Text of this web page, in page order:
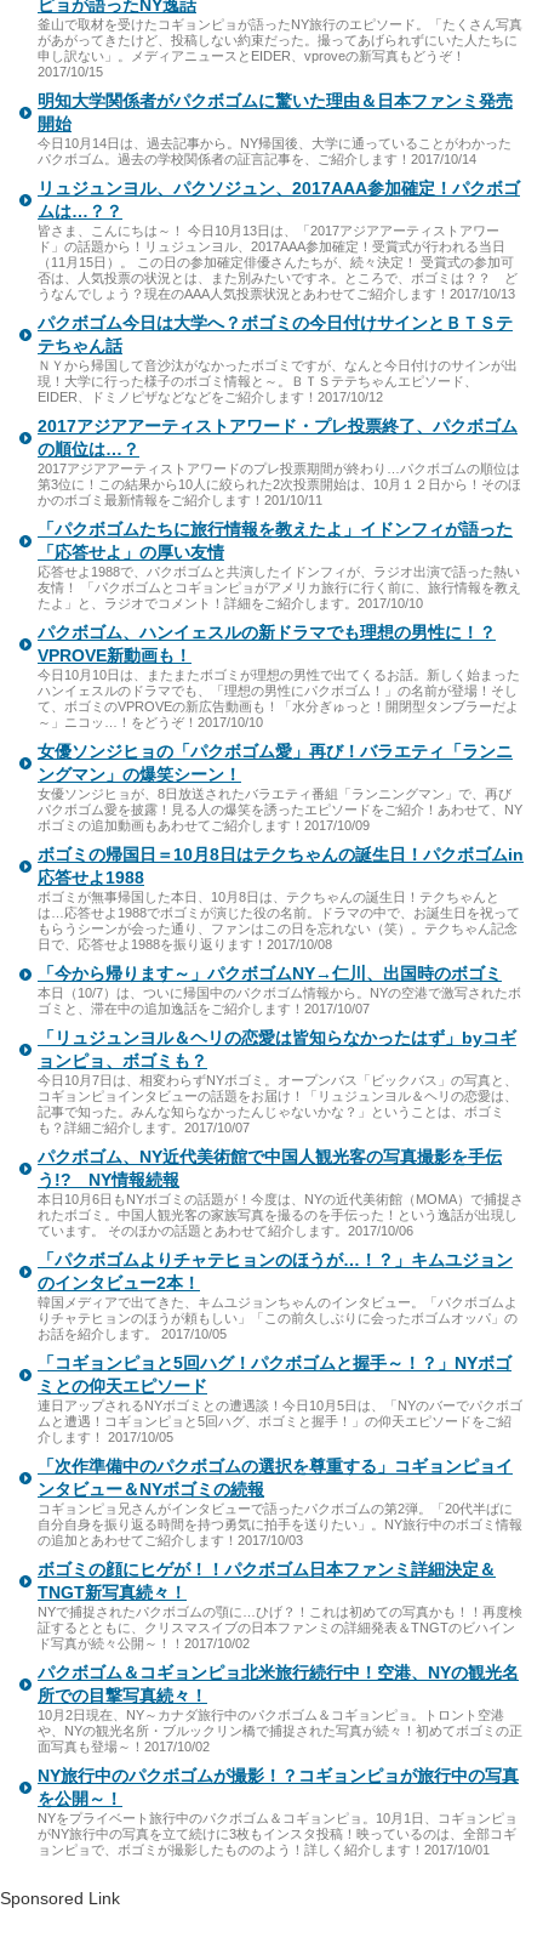
ピョが語ったNY逸話
釜山で取材を受けたコギョンピョが語ったNY旅行のエピソード。「たくさん写真
があがってきたけど、投稿しない約束だった。撮ってあげられずにいた人たちに
申し訳ない」。メディアニュースとEIDER、vproveの新写真もどうぞ！
2017/10/15
明知大学関係者がパクボゴムに驚いた理由＆日本ファンミ発売
開始
今日10月14日は、過去記事から。NY帰国後、大学に通っていることがわかった
パクボゴム。過去の学校関係者の証言記事を、ご紹介します！2017/10/14
リュジュンヨル、パクソジュン、2017AAA参加確定！パクボゴ
ムは…？？
皆さま、こんにちは～！ 今日10月13日は、「2017アジアアーティストアワー
ド」の話題から！リュジュンヨル、2017AAA参加確定！受賞式が行われる当日
（11月15日）。 この日の参加確定俳優さんたちが、続々決定！ 受賞式の参加可
否は、人気投票の状況とは、また別みたいですネ。ところで、ボゴミは？？ ど
うなんでしょう？現在のAAA人気投票状況とあわせてご紹介します！2017/10/13
パクボゴム今日は大学へ？ボゴミの今日付けサインとＢＴＳテ
テちゃん話
ＮＹから帰国して音沙汰がなかったボゴミですが、なんと今日付けのサインが出
現！大学に行った様子のボゴミ情報と～。ＢＴＳテテちゃんエピソード、
EIDER、ドミノピザなどなどをご紹介します！2017/10/12
2017アジアアーティストアワード・プレ投票終了、パクボゴム
の順位は…？
2017アジアアーティストアワードのプレ投票期間が終わり…パクボゴムの順位は
第3位に！この結果から10人に絞られた2次投票開始は、10月１２日から！そのほ
かのボゴミ最新情報をご紹介します！201/10/11
「パクボゴムたちに旅行情報を教えたよ」イドンフィが語った
「応答せよ」の厚い友情
応答せよ1988で、パクボゴムと共演したイドンフィが、ラジオ出演で語った熱い
友情！ 「パクボゴムとコギョンピョがアメリカ旅行に行く前に、旅行情報を教え
たよ」と、ラジオでコメント！詳細をご紹介します。2017/10/10
パクボゴム、ハンイェスルの新ドラマでも理想の男性に！？
VPROVE新動画も！
今日10月10日は、またまたボゴミが理想の男性で出てくるお話。新しく始まった
ハンイェスルのドラマでも、「理想の男性にパクボゴム！」の名前が登場！そし
て、ボゴミのVPROVEの新広告動画も！「水分ぎゅっと！開閉型タンブラーだよ
～」ニコッ…！をどうぞ！2017/10/10
女優ソンジヒョの「パクボゴム愛」再び！バラエティ「ランニ
ングマン」の爆笑シーン！
女優ソンジヒョが、8日放送されたバラエティ番組「ランニングマン」で、再び
パクボゴム愛を披露！見る人の爆笑を誘ったエピソードをご紹介！あわせて、NY
ボゴミの追加動画もあわせてご紹介します！2017/10/09
ボゴミの帰国日＝10月8日はテクちゃんの誕生日！パクボゴムin
応答せよ1988
ボゴミが無事帰国した本日、10月8日は、テクちゃんの誕生日！テクちゃんと
は…応答せよ1988でボゴミが演じた役の名前。ドラマの中で、お誕生日を祝って
もらうシーンが会った通り、ファンはこの日を忘れない（笑）。テクちゃん記念
日で、応答せよ1988を振り返ります！2017/10/08
「今から帰ります～」パクボゴムNY→仁川、出国時のボゴミ
本日（10/7）は、ついに帰国中のパクボゴム情報から。NYの空港で激写されたボ
ゴミと、滞在中の追加逸話をご紹介します！2017/10/07
「リュジュンヨル＆ヘリの恋愛は皆知らなかったはず」byコギ
ョンピョ、ボゴミも？
今日10月7日は、相変わらずNYボゴミ。オープンバス「ビックバス」の写真と、
コギョンピョインタビューの話題をお届け！「リュジュンヨル＆ヘリの恋愛は、
記事で知った。みんな知らなかったんじゃないかな？」ということは、ボゴミ
も？詳細ご紹介します。2017/10/07
パクボゴム、NY近代美術館で中国人観光客の写真撮影を手伝
う!? NY情報続報
本日10月6日もNYボゴミの話題が！今度は、NYの近代美術館（MOMA）で捕捉さ
れたボゴミ。中国人観光客の家族写真を撮るのを手伝った！という逸話が出現し
ています。 そのほかの話題とあわせて紹介します。2017/10/06
「パクボゴムよりチャテヒョンのほうが…！？」キムユジョン
のインタビュー2本！
韓国メディアで出てきた、キムユジョンちゃんのインタビュー。「パクボゴムよ
りチャテヒョンのほうが頼もしい」「この前久しぶりに会ったボゴムオッパ」の
お話を紹介します。 2017/10/05
「コギョンピョと5回ハグ！パクボゴムと握手～！？」NYボゴ
ミとの仰天エピソード
連日アップされるNYボゴミとの遭遇談！今日10月5日は、「NYのバーでパクボゴ
ムと遭遇！コギョンピョと5回ハグ、ボゴミと握手！」の仰天エピソードをご紹
介します！ 2017/10/05
「次作準備中のパクボゴムの選択を尊重する」コギョンピョイ
ンタビュー＆NYボゴミの続報
コギョンピョ兄さんがインタビューで語ったパクボゴムの第2弾。「20代半ばに
自分自身を振り返る時間を持つ勇気に拍手を送りたい」。NY旅行中のボゴミ情報
の追加とあわせてご紹介します！2017/10/03
ボゴミの顔にヒゲが！！パクボゴム日本ファンミ詳細決定＆
TNGT新写真続々！
NYで捕捉されたパクボゴムの顎に…ひげ？！これは初めての写真かも！！再度検
証するとともに、クリスマスイブの日本ファンミの詳細発表＆TNGTのビハイン
ド写真が続々公開～！！2017/10/02
パクボゴム＆コギョンピョ北米旅行続行中！空港、NYの観光名
所での目撃写真続々！
10月2日現在、NY～カナダ旅行中のパクボゴム＆コギョンピョ。トロント空港
や、NYの観光名所・ブルックリン橋で捕捉された写真が続々！初めてボゴミの正
面写真も登場～！2017/10/02
NY旅行中のパクボゴムが撮影！？コギョンピョが旅行中の写真
を公開～！
NYをプライベート旅行中のパクボゴム＆コギョンピョ。10月1日、コギョンピョ
がNY旅行中の写真を立て続けに3枚もインスタ投稿！映っているのは、全部コギ
ョンピョで、ボゴミが撮影したもののよう！詳しく紹介します！2017/10/01
Sponsored Link